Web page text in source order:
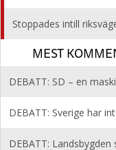
Stoppades intill
MEST
DEBATT: SD – en
DEBATT: Sverige har
DEBATT: